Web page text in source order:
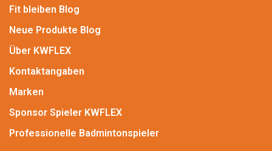
Fit bleiben Blog
Neue Produkte Blog
Über KWFLEX
Kontaktangaben
Marken
Sponsor Spieler KWFLEX
Professionelle Badmintonspieler